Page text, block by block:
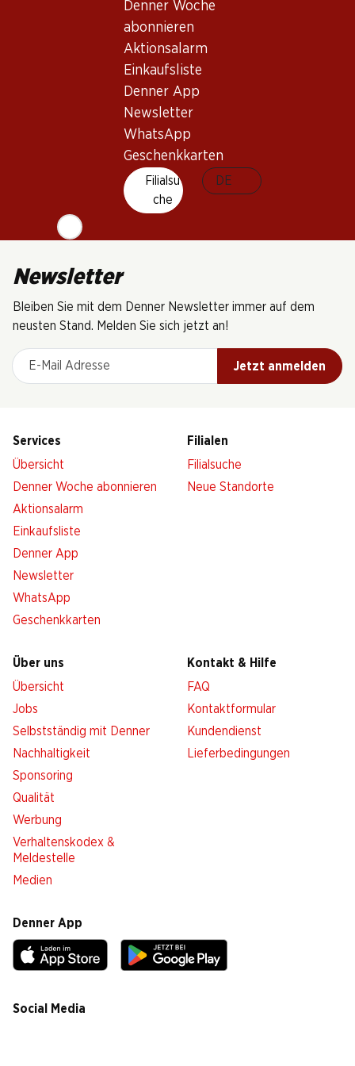
Denner Woche
abonnieren
Aktionsalarm
Einkaufsliste
Denner App
Newsletter
WhatsApp
Geschenkkarten
Filialsu
che
DE
5 Produkten
Nach Oben
Newsletter
Bleiben Sie mit dem Denner Newsletter immer auf dem
neusten Stand. Melden Sie sich jetzt an!
E-Mail Adresse
Jetzt anmelden
Services
Übersicht
Denner Woche abonnieren
Aktionsalarm
Einkaufsliste
Denner App
Newsletter
WhatsApp
Geschenkkarten
Filialen
Filialsuche
Neue Standorte
Über uns
Übersicht
Jobs
Selbstständig mit Denner
Nachhaltigkeit
Sponsoring
Qualität
Werbung
Verhaltenskodex &
Meldestelle
Medien
Kontakt & Hilfe
FAQ
Kontaktformular
Kundendienst
Lieferbedingungen
Denner App
Social Media